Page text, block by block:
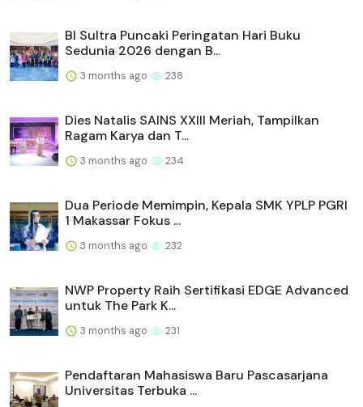
BI Sultra Puncaki Peringatan Hari Buku
Sedunia 2026 dengan B...
3 months ago 238
Dies Natalis SAINS XXIII Meriah, Tampilkan
Ragam Karya dan T...
3 months ago 234
Dua Periode Memimpin, Kepala SMK YPLP PGRI
1 Makassar Fokus ...
3 months ago 232
NWP Property Raih Sertifikasi EDGE Advanced
untuk The Park K...
3 months ago 231
Pendaftaran Mahasiswa Baru Pascasarjana
Universitas Terbuka ...